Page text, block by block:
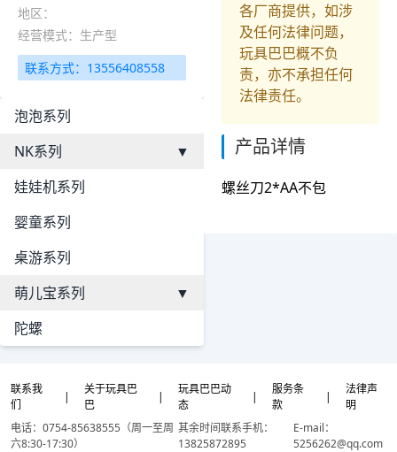
地区：
经营模式：生产型
联系方式：13556408558
泡泡系列
NK系列
▼
娃娃机系列
婴童系列
桌游系列
萌儿宝系列
▼
陀螺
各厂商提供，如涉
及任何法律问题，
玩具巴巴概不负
责，亦不承担任何
法律责任。
产品详情
螺丝刀2*AA不包
联系我
们
|
关于玩具巴
巴
|
玩具巴巴动
态
|
服务条
款
|
法律声
明
电话：0754-85638555（周一至周
六8:30-17:30）
其余时间联系手机：
13825872895
E-mail：
5256262@qq.com